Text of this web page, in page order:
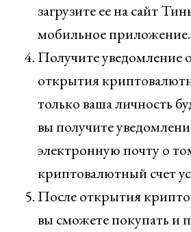
загрузите ее на сайт
мобильное приложение.
Получите уведомление
открытия
только ваша личность
вы получите
электронную почту о
криптовалютный счет
После открытия
вы сможете покупать и